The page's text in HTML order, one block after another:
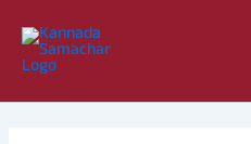
content